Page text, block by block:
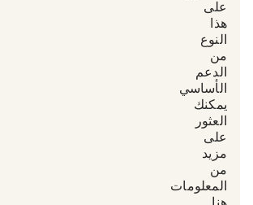
على
هذا
النوع
من
الدعم
الأساسي.
يمكنك
العثور
على
مزيد
من
المعلومات